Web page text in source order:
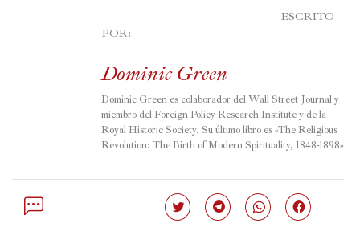
POR:
Dominic Green
Dominic Green es colaborador del Wall Street Journal y
miembro del Foreign Policy Research Institute y de la
Royal Historic Society. Su último libro es «The Religious
Revolution: The Birth of Modern Spirituality, 1848-1898»
Haz Haz Haz Haz